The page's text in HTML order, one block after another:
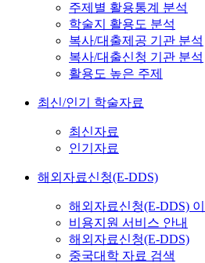
주제별 활용통계 분석
학술지 활용도 분석
복사/대출제공 기관 분석
복사/대출신청 기관 분석
활용도 높은 주제
최신/인기 학술자료
최신자료
인기자료
해외자료신청(E-DDS)
해외자료신청(E-DDS)
비용지원 서비스 안내
해외자료신청(E-DDS)
중국대학 자료 검색